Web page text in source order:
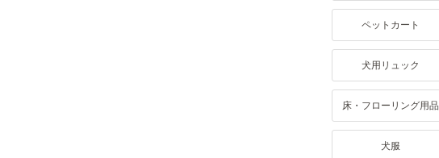
ペットカート
犬用リュック
床・フローリング用品
犬服